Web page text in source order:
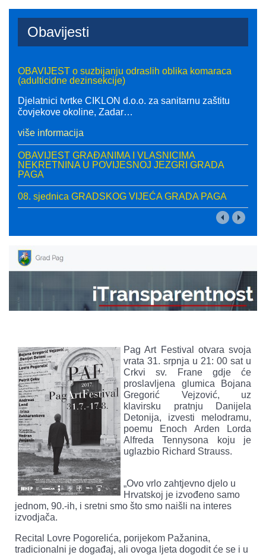
Povodom obilježavanja Dana pobjede i domovinske
zahvalnosti, Dana hrvatskih branitelja te 31. obljetnice
vojno-redarstvene operacije Oluja, ...
03 Kolovoz 2026
Povodom Dana pobjede i domovinske zahvalnosti,
Dana hrvatskih branitelja i 31. obljetnice vojno-
redarstvene operacije "Oluja", Udruga ...
Obavijesti
OBAVIJEST o suzbijanju odraslih oblika komaraca
(adulticidne dezinsekcije)
Djelatnici tvrtke CIKLON d.o.o. za sanitarnu zaštitu
čovjekove okoline, Zadar…
više informacija
OBAVIJEST GRAĐANIMA I VLASNICIMA
NEKRETNINA U POVIJESNOJ JEZGRI GRADA
PAGA
08. sjednica GRADSKOG VIJEĆA GRADA PAGA
Pag Art Festival otvara svoja
vrata 31. srpnja u 21: 00 sat u
Crkvi sv. Frane gdje će
proslavljena glumica Bojana
Gregorić Vejzović, uz
klavirsku pratnju Danijela
Detonija, izvesti melodramu,
poemu Enoch Arden Lorda
Alfreda Tennysona koju je
uglazbio Richard Strauss.
„Ovo vrlo zahtjevno djelo u
Hrvatskoj je izvođeno samo
jednom, 90.-ih, i sretni smo što smo naišli na interes
izvodjača.
Recital Lovre Pogorelića, porijekom Pažanina,
tradicionalni je događaj, ali ovoga ljeta dogodit će se i u